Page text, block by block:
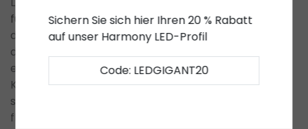
für
hochwertige, maßgeschneiderte Lichtlösungen,
die speziell für die Beleuchtung von
durchscheinenden Spannrahmen und Textilien
entwickelt wurden. Diese Kategorie richtet sich an
Kunden, die Wert auf eine gleichmäßige,
stimmungsvolle Ausleuchtung legen und dabei
flexible, langlebige LED-Systeme bevorzugen.
Sichern Sie sich hier Ihren 20 % Rabatt
auf unser Harmony LED-Profil
Code: LEDGIGANT20